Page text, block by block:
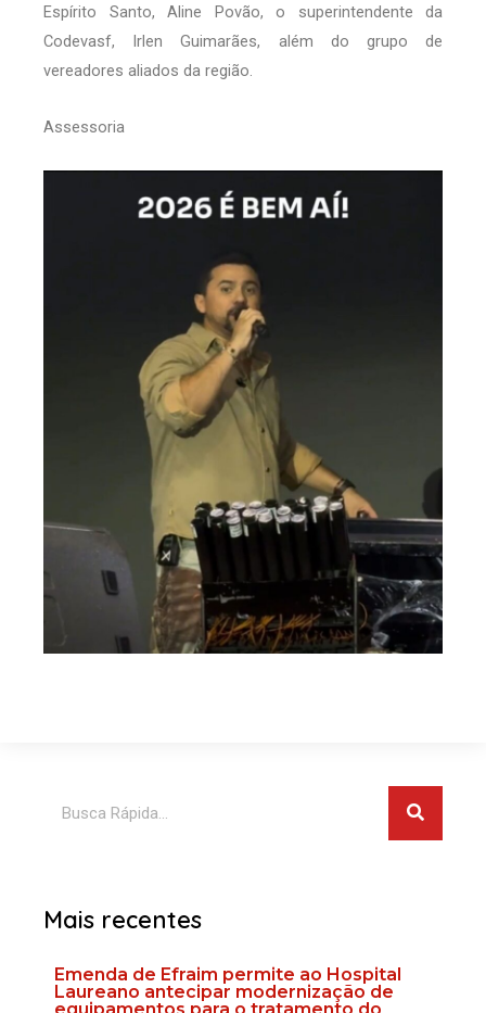
Espírito Santo, Aline Povão, o superintendente da
Codevasf, Irlen Guimarães, além do grupo de
vereadores aliados da região.
Assessoria
Mais recentes
Emenda de Efraim permite ao Hospital
Laureano antecipar modernização de